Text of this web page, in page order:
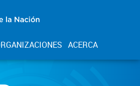
ACERCA